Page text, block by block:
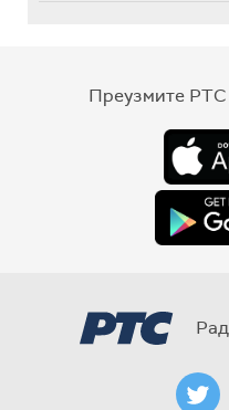
Преузмите РТС